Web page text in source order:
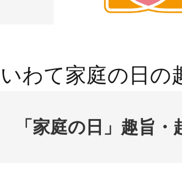
いわて家庭の日の
「家庭の日」趣旨・